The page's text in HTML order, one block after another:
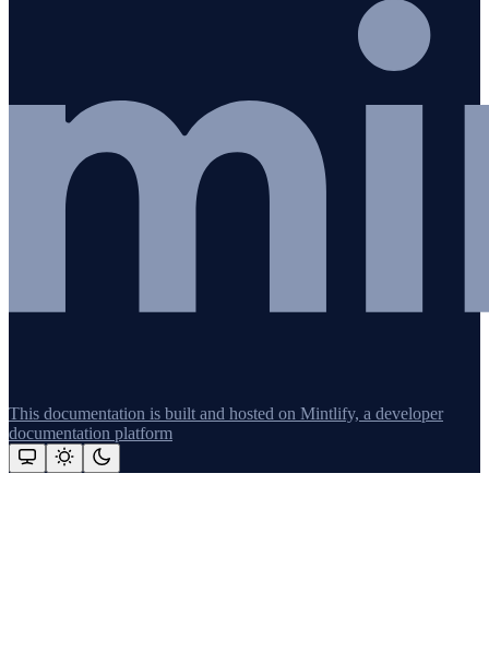
This documentation is built and hosted on Mintlify, a developer
documentation platform